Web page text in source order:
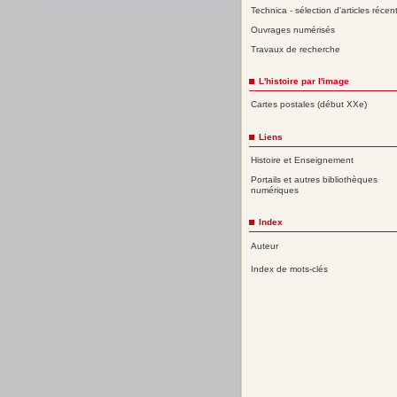
Technica - sélection d'articles
Ouvrages numérisés
Travaux de recherche
L'histoire par l'image
Cartes postales (début XXe)
Liens
Histoire et Enseignement
Portails et autres bibliothèques
numériques
Index
Auteur
Index de mots-clés